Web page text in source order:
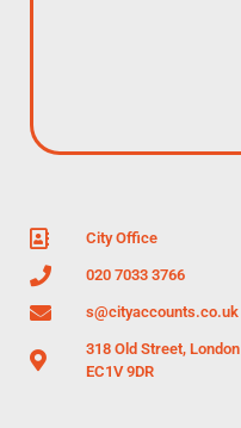
City Office
020 7033 3766
s@cityaccounts.co.uk
318 Old Street, London
EC1V 9DR